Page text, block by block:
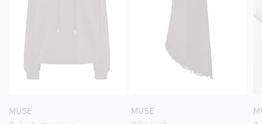
MUSE
MUSE